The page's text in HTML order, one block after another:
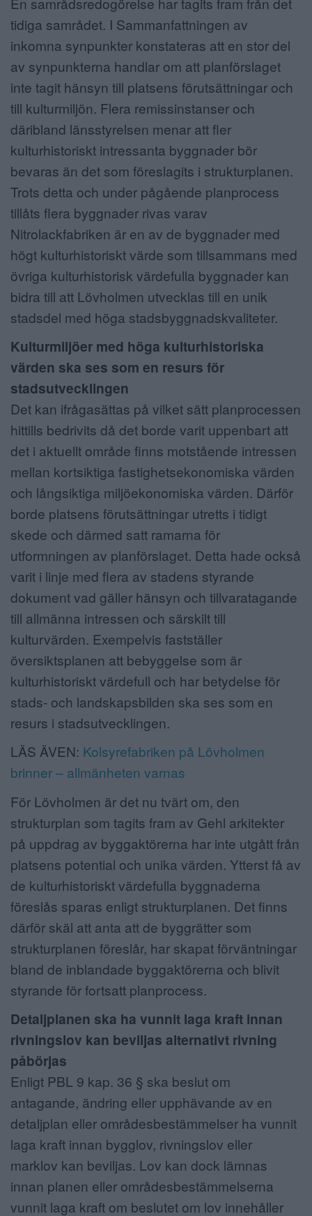
tidiga samrådet. I Sammanfattningen av
inkomna synpunkter konstateras att en stor del
av synpunkterna handlar om att planförslaget
inte tagit hänsyn till platsens förutsättningar och
till kulturmiljön. Flera remissinstanser och
däribland länsstyrelsen menar att fler
kulturhistoriskt intressanta byggnader bör
bevaras än det som föreslagits i strukturplanen.
Trots detta och under pågående planprocess
tillåts flera byggnader rivas varav
Nitrolackfabriken är en av de byggnader med
högt kulturhistoriskt värde som tillsammans med
övriga kulturhistorisk värdefulla byggnader kan
bidra till att Lövholmen utvecklas till en unik
stadsdel med höga stadsbyggnadskvaliteter.
Kulturmiljöer med höga kulturhistoriska
värden ska ses som en resurs för
stadsutvecklingen
Det kan ifrågasättas på vilket sätt planprocessen
hittills bedrivits då det borde varit uppenbart att
det i aktuellt område finns motstående intressen
mellan kortsiktiga fastighetsekonomiska värden
och långsiktiga miljöekonomiska värden. Därför
borde platsens förutsättningar utretts i tidigt
skede och därmed satt ramarna för
utformningen av planförslaget. Detta hade också
varit i linje med flera av stadens styrande
dokument vad gäller hänsyn och tillvaratagande
till allmänna intressen och särskilt till
kulturvärden. Exempelvis fastställer
översiktsplanen att bebyggelse som är
kulturhistoriskt värdefull och har betydelse för
stads- och landskapsbilden ska ses som en
resurs i stadsutvecklingen.
LÄS ÄVEN: Kolsyrefabriken på Lövholmen
brinner – allmänheten varnas
För Lövholmen är det nu tvärt om, den
strukturplan som tagits fram av Gehl arkitekter
på uppdrag av byggaktörerna har inte utgått från
platsens potential och unika värden. Ytterst få av
de kulturhistoriskt värdefulla byggnaderna
föreslås sparas enligt strukturplanen. Det finns
därför skäl att anta att de byggrätter som
strukturplanen föreslår, har skapat förväntningar
bland de inblandade byggaktörerna och blivit
styrande för fortsatt planprocess.
Detaljplanen ska ha vunnit laga kraft innan
rivningslov kan beviljas alternativt rivning
påbörjas
Enligt PBL 9 kap. 36 § ska beslut om
antagande, ändring eller upphävande av en
detaljplan eller områdesbestämmelser ha vunnit
laga kraft innan bygglov, rivningslov eller
marklov kan beviljas. Lov kan dock lämnas
innan planen eller områdesbestämmelserna
vunnit laga kraft om beslutet om lov innehåller